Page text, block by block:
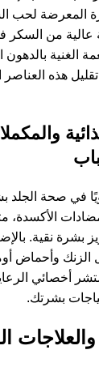
المعرضة لحب
عالية من السكر
الغنية
هذه
في صحة
الأكسدة،
بشرة نقية.
أخصائي
بشرتك.